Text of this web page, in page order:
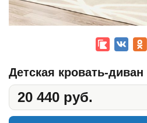
Детская кровать-
20 440 руб.